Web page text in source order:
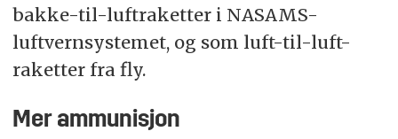
bakke-til-luftraketter i NASAMS-
luftvernsystemet, og som luft-til-luft-
raketter fra fly.
Mer ammunisjon